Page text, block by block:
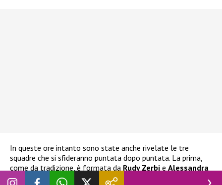
In queste ore intanto sono state anche rivelate le tre
squadre che si sfideranno puntata dopo puntata. La prima,
come da tradizione, è formata da Rudy Zerbi e Alessandra
Celentano
. La seconda è formata da